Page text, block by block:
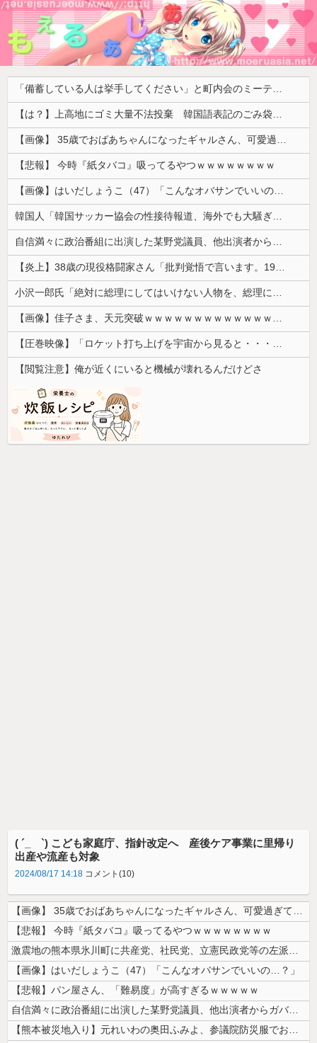
「備蓄している人は挙手してください」と町内会のミーティング、何の気なしに手を挙げてしまった結果……
【は？】上高地にゴミ大量不法投棄 韓国語表記のごみ袋に紙やプラスチック、缶、瓶などが混在 生肉やキムチ、ラーメンなどさまざまな生ごみ
【画像】 35歳でおばあちゃんになったギャルさん、可愛過ぎて嫉妬不可避w w w w w w w w w w w
【悲報】 今時『紙タバコ』吸ってるやつｗｗｗｗｗｗｗｗ
【画像】はいだしょうこ（47）「こんなオバサンでいいの…？」
韓国人「韓国サッカー協会の性接待報道、海外でも大騒ぎに・・・2002年W杯4強の記録取り消しの声も」→「マジで国の恥だ」「2002年まで疑う価値...
自信満々に政治番組に出演した某野党議員、他出演者からガバっぷりを指摘されて袋叩きにされるも……
【炎上】38歳の現役格闘家さん「批判覚悟で言います。19歳の彼女と結婚しました」→案の定オバサン達に見つかり炎上
小沢一郎氏「絶対に総理にしてはいけない人物を、総理にしてしまった。もはや取り返しがつかない」
【画像】佳子さま、天元突破ｗｗｗｗｗｗｗｗｗｗｗｗｗｗｗｗｗｗｗｗｗｗｗｗｗｗｗｗｗ 【Pickup08082912】
【圧巻映像】「ロケット打ち上げを宇宙から見ると・・・」の動画が衝撃的
【閲覧注意】俺が近くにいると機械が壊れるんだけどさ
( ´_ゝ`) こども家庭庁、指針改定へ 産後ケア事業に里帰り
出産や流産も対象
2024/08/17 14:18 コメント(10)
【画像】 35歳でおばあちゃんになったギャルさん、可愛過ぎて嫉妬不可避...
【悲報】 今時『紙タバコ』吸ってるやつｗｗｗｗｗｗｗｗ
激震地の熊本県氷川町に共産党、社民党、立憲民政党等の左派の救援は影すら...
【画像】はいだしょうこ（47）「こんなオバサンでいいの…？」
【悲報】パン屋さん、「難易度」が高すぎるｗｗｗｗｗ
自信満々に政治番組に出演した某野党議員、他出演者からガバっぷりを指摘さ...
【熊本被災地入り】元れいわの奥田ふみよ、参議院防災服でお食事楽しむ写真...